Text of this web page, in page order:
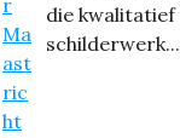
die kwalitatief
schilderwerk...